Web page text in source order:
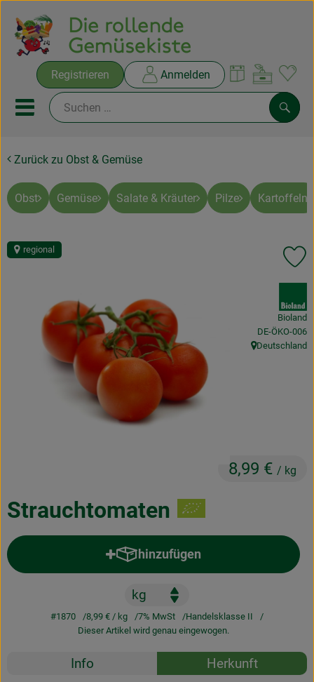
Registrieren Anmelden
Mobiles Menu öffnen oder
Ökokisten
Rezepte
Obst & Gemüse
Frisches
Lieferservice
Über uns
Zurück zu Obst & Gemüse
Obst Gemüse Salate & Kräuter Pilze Kartoffeln
Strauchtomaten
8,99 € / kg
regional
Bioland
, Kontrollstelle:
DE-ÖKO-006
, Herkunft:
Deutschland
hinzufügen
Produkt zum Warenkorb
#1870 8,99 € / kg 7% MwSt
Handelsklasse II
Dieser Artikel wird genau eingewogen.
Rezepte
Info Herkunft